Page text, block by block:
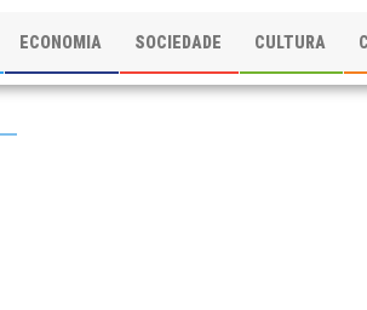
ECONOMIA SOCIEDADE CULTURA